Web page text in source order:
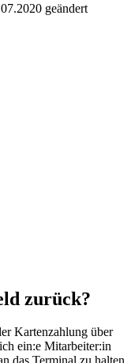
geändert
zurück?
Kartenzahlung über
ein:e Mitarbeiter:in